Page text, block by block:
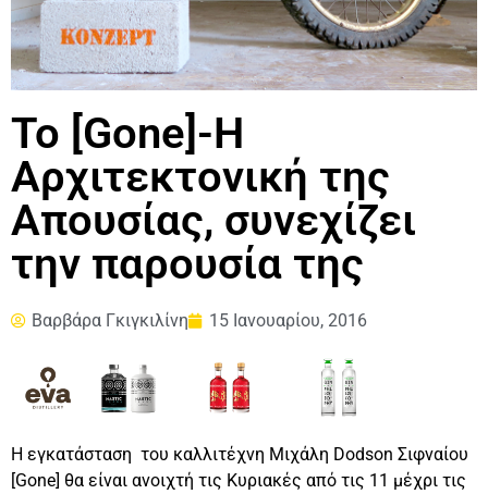
Το [Gone]-Η
Αρχιτεκτονική της
Απουσίας, συνεχίζει
την παρουσία της
Βαρβάρα Γκιγκιλίνη 15 Ιανουαρίου, 2016
Η εγκατάσταση του καλλιτέχνη Μιχάλη Dodson Σιφναίου
[Gone] θα είναι ανοιχτή τις Κυριακές από τις 11 μέχρι τις